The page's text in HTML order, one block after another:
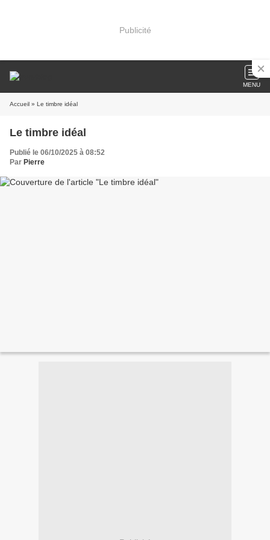
Publicité
MENU
Accueil » Le timbre idéal
Le timbre idéal
Publié le 06/10/2025 à 08:52
Par Pierre